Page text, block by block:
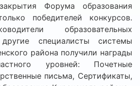
Форума образования
победителей конкурсов.
образовательных
специалисты системы
района получили награды
уровней: Почетные
письма, Сертификаты,